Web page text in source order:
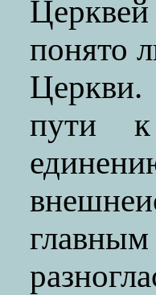
понято
Церкви.
пути к